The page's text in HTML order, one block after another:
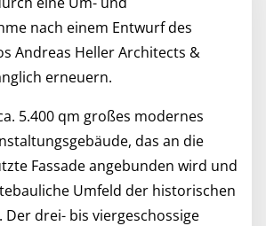
nach einem Entwurf des
Andreas Heller Architects &
erneuern.
5.400 qm großes modernes
das an die
Fassade angebunden wird und
Umfeld der historischen
drei- bis viergeschossige